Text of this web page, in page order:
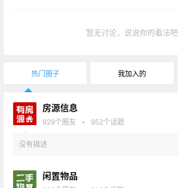
暂无讨论，说说你的看法吧
热门圈子 我加入的
房源信息
929个圈友 • 952个话题
没有描述
闲置物品